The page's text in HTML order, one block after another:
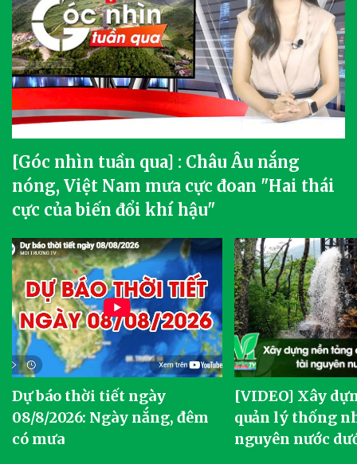
[Góc nhìn tuần qua] : Châu Âu nắng
nóng, Việt Nam mưa cực đoan "Hai thái
cực của biến đổi khí hậu"
Dự báo thời tiết ngày
08/8/2026: Ngày nắng, đêm
có mưa
[VIDEO] Xây
quản lý thống
nguyên nước